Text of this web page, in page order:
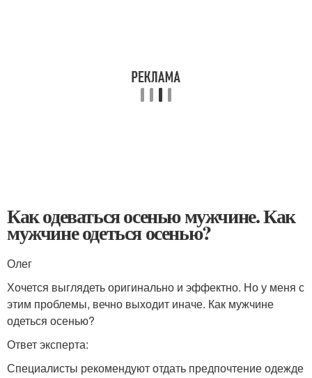
Как одеваться осенью мужчине. Как
мужчине одеться осенью?
Олег
Хочется выглядеть оригинально и эффектно. Но у меня с
этим проблемы, вечно выходит иначе. Как мужчине
одеться осенью?
Ответ эксперта:
Специалисты рекомендуют отдать предпочтение одежде